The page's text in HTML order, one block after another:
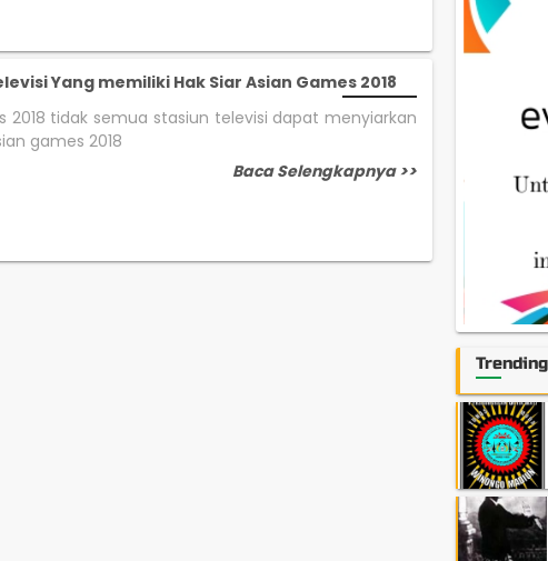
Yang memiliki Hak Siar Asian Games 2018
2018 tidak semua stasiun televisi dapat menyiarkan
games 2018
Baca Selengkapnya >>